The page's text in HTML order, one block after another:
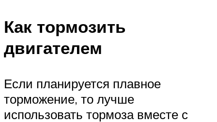
Как тормозить
двигателем
Если планируется плавное
торможение, то лучше
использовать тормоза вместе с